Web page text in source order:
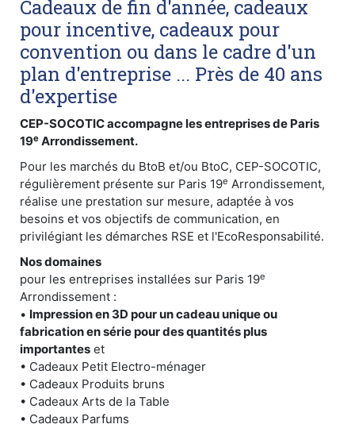
Cadeaux de fin d'année, cadeaux
pour incentive, cadeaux pour
convention ou dans le cadre d'un
plan d'entreprise ... Près de 40 ans
d'expertise
CEP-SOCOTIC accompagne les entreprises de Paris
19e Arrondissement.
Pour les marchés du BtoB et/ou BtoC, CEP-SOCOTIC,
régulièrement présente sur Paris 19e Arrondissement,
réalise une prestation sur mesure, adaptée à vos
besoins et vos objectifs de communication, en
privilégiant les démarches RSE et l'EcoResponsabilité.
Nos domaines
pour les entreprises installées sur Paris 19e
Arrondissement :
• Impression en 3D pour un cadeau unique ou
fabrication en série pour des quantités plus
importantes et
• Cadeaux Petit Electro-ménager
• Cadeaux Produits bruns
• Cadeaux Arts de la Table
• Cadeaux Parfums